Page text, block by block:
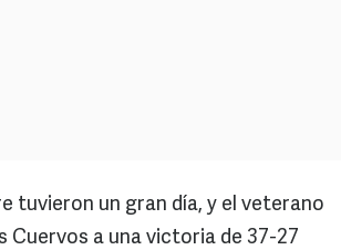
tuvieron un gran día, y el veterano
Cuervos a una victoria de 37-27